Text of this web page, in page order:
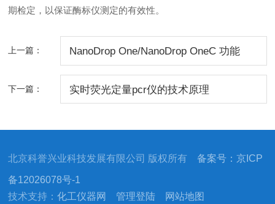
期检定，以保证酶标仪测定的有效性。
上一篇： NanoDrop One/NanoDrop OneC 功能
下一篇： 实时荧光定量pcr仪的技术原理
北京科誉兴业科技发展有限公司 版权所有备案号：京ICP
备12026078号-1
技术支持：化工仪器网 管理登陆 网站地图